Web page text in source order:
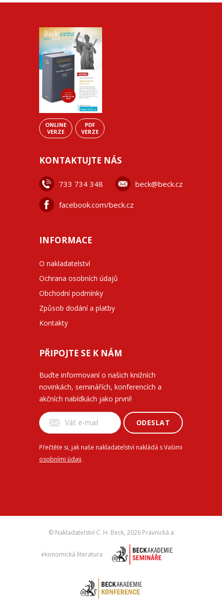
ONLINE
VERZE
PDF
VERZE
KONTAKTUJTE NÁS
733 734 348 beck@beck.cz
facebook.com/beck.cz
INFORMACE
O nakladatelství
Ochrana osobních údajů
Obchodní podmínky
Způsob dodání a platby
Kontakty
PŘIPOJTE SE K NÁM
Buďte informovaní o našich knižních
novinkách, seminářích, konferencích a
akčních nabídkách jako první!
ODESLAT
Přečtěte si, jak naše nakladatelství nakládá s Vašimi
osobními údaji.
© Nakladatelství C. H. Beck, 2026 Právnická a
ekonomická literatura